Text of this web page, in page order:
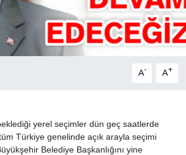
A- A+
yerel seçimler dün geç saatlerde
Türkiye genelinde açık arayla seçimi
Belediye Başkanlığını yine